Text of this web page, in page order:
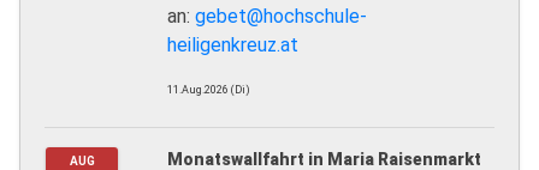
an: gebet@hochschule-
heiligenkreuz.at
11.Aug.2026 (Di)
AUG
Monatswallfahrt in Maria Raisenmarkt